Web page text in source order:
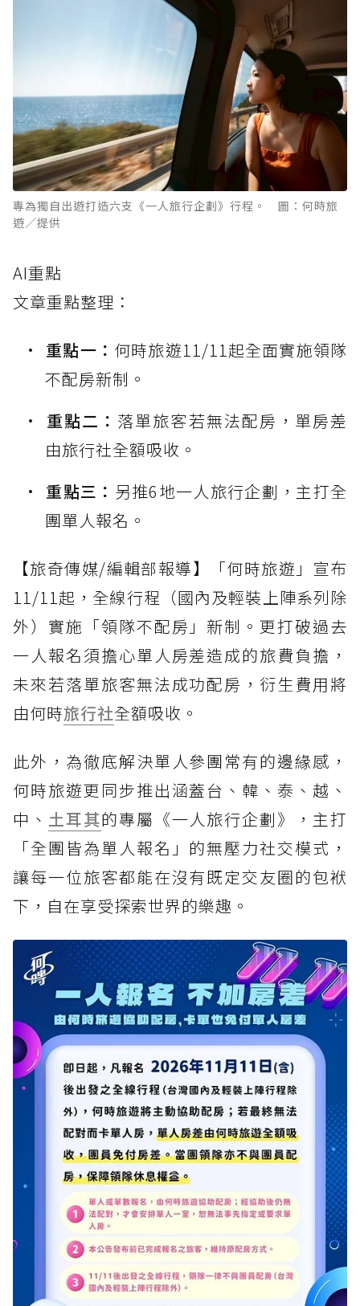
專為獨自出遊打造六支《一人旅行企劃》行程。 圖：何時旅
遊／提供
AI重點
文章重點整理：
重點一： 何時旅遊11/11起全面實施領隊
不配房新制。
重點二： 落單旅客若無法配房，單房差
由旅行社全額吸收。
重點三： 另推6地一人旅行企劃，主打全
團單人報名。
【旅奇傳媒/編輯部報導】「何時旅遊」宣布
11/11起，全線行程（國內及輕裝上陣系列除
外）實施「領隊不配房」新制。更打破過去
一人報名須擔心單人房差造成的旅費負擔，
未來若落單旅客無法成功配房，衍生費用將
由何時旅行社全額吸收。
此外，為徹底解決單人參團常有的邊緣感，
何時旅遊更同步推出涵蓋台、韓、泰、越、
中、 土耳其的專屬《一人旅行企劃》，主打
「全團皆為單人報名」的無壓力社交模式，
讓每一位旅客都能在沒有既定交友圈的包袱
下，自在享受探索世界的樂趣。